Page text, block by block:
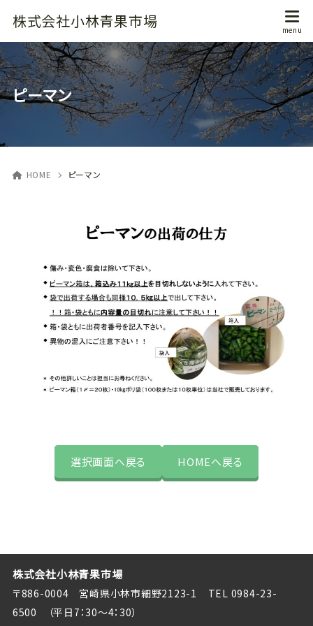
株式会社小林青果市場
ピーマン
HOME ピーマン
選択画面へ戻る HOMEへ戻る
株式会社小林青果市場
〒886-0004 宮崎県小林市細野2123-1
TEL 0984-23-
6500
（平日7：30～4：30）